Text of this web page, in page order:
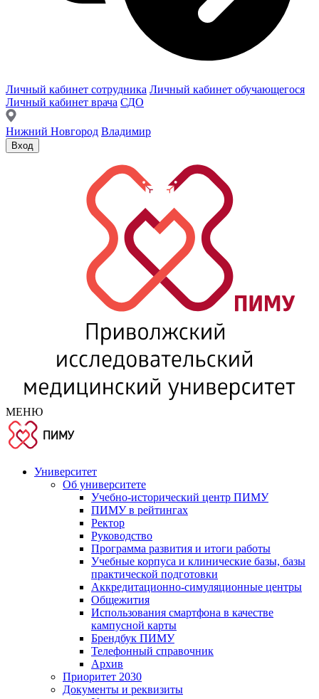
Личный кабинет сотрудника Личный кабинет обучающегося
Личный кабинет врача СДО
Нижний Новгород Владимир
Вход
МЕНЮ
Университет
Об университете
Учебно-исторический центр ПИМУ
ПИМУ в рейтингах
Ректор
Руководство
Программа развития и итоги работы
Учебные корпуса и клинические базы, базы
практической подготовки
Аккредитационно-симуляционные центры
Общежития
Использования смартфона в качестве
кампусной карты
Брендбук ПИМУ
Телефонный справочник
Архив
Приоритет 2030
Документы и реквизиты